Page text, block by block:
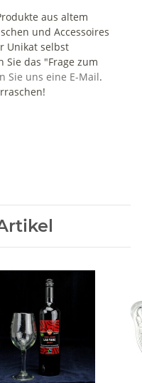
aus altem
und Accessoires
Unikat selbst
Sie das "Frage zum
Sie uns eine E-Mail.